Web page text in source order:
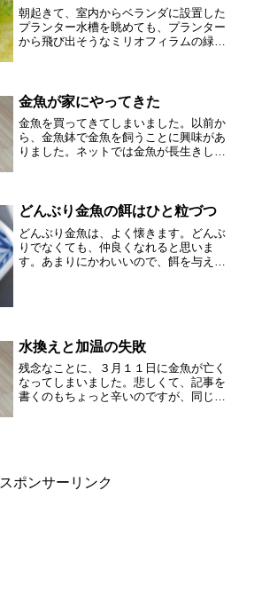
朝起きて、室内からベランダに設置した
プランター水槽を眺めても、プランター
から飛び出そうなミリオフィラムの緑色
ピードはすごいものがあっ...
金魚が家にやってきた
金魚を買ってきてしまいました。以前か
ら、金魚鉢で金魚を飼うことに興味があ
りました。ネットでは金魚が長生きしな
ったので、家に水槽はある...
どんぶり金魚の餌はひと粒づつ
どんぶり金魚は、よく懐きます。どんぶ
りでなくても、仲良くなれると思いま
す。あまりにかわいいので、餌を与えす
水換えと加温の失敗
残念なことに、３月１１日に金魚が亡く
なってしまいました。悲しくて、記事を
書くのもちょっと辛いのですが、同じこ
スポンサーリンク